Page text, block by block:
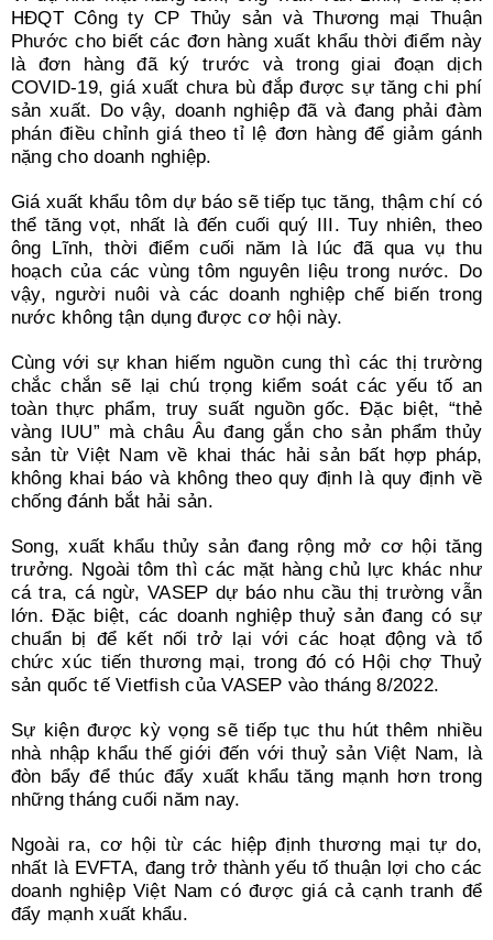
HĐQT Công ty CP Thủy sản và Thương mại Thuận
Phước cho biết các đơn hàng xuất khẩu thời điểm này
là đơn hàng đã ký trước và trong giai đoạn dịch
COVID-19, giá xuất chưa bù đắp được sự tăng chi phí
sản xuất. Do vậy, doanh nghiệp đã và đang phải đàm
phán điều chỉnh giá theo tỉ lệ đơn hàng để giảm gánh
nặng cho doanh nghiệp.
Giá xuất khẩu tôm dự báo sẽ tiếp tục tăng, thậm chí có
thể tăng vọt, nhất là đến cuối quý III. Tuy nhiên, theo
ông Lĩnh, thời điểm cuối năm là lúc đã qua vụ thu
hoạch của các vùng tôm nguyên liệu trong nước. Do
vậy, người nuôi và các doanh nghiệp chế biến trong
nước không tận dụng được cơ hội này.
Cùng với sự khan hiếm nguồn cung thì các thị trường
chắc chắn sẽ lại chú trọng kiểm soát các yếu tố an
toàn thực phẩm, truy suất nguồn gốc. Đặc biệt, “thẻ
vàng IUU” mà châu Âu đang gắn cho sản phẩm thủy
sản từ Việt Nam về khai thác hải sản bất hợp pháp,
không khai báo và không theo quy định là quy định về
chống đánh bắt hải sản.
Song, xuất khẩu thủy sản đang rộng mở cơ hội tăng
trưởng. Ngoài tôm thì các mặt hàng chủ lực khác như
cá tra, cá ngừ, VASEP dự báo nhu cầu thị trường vẫn
lớn. Đặc biệt, các doanh nghiệp thuỷ sản đang có sự
chuẩn bị để kết nối trở lại với các hoạt động và tổ
chức xúc tiến thương mại, trong đó có Hội chợ Thuỷ
sản quốc tế Vietfish của VASEP vào tháng 8/2022.
Sự kiện được kỳ vọng sẽ tiếp tục thu hút thêm nhiều
nhà nhập khẩu thế giới đến với thuỷ sản Việt Nam, là
đòn bẩy để thúc đẩy xuất khẩu tăng mạnh hơn trong
những tháng cuối năm nay.
Ngoài ra, cơ hội từ các hiệp định thương mại tự do,
nhất là EVFTA, đang trở thành yếu tố thuận lợi cho các
doanh nghiệp Việt Nam có được giá cả cạnh tranh để
đẩy mạnh xuất khẩu.